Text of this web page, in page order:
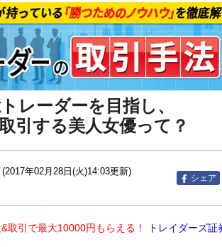
レーダーを目指し、
引する美人女優って？
年02月28日(火)14:03更新)
シェア
取引で最大10000円もらえる！ トレイダーズ